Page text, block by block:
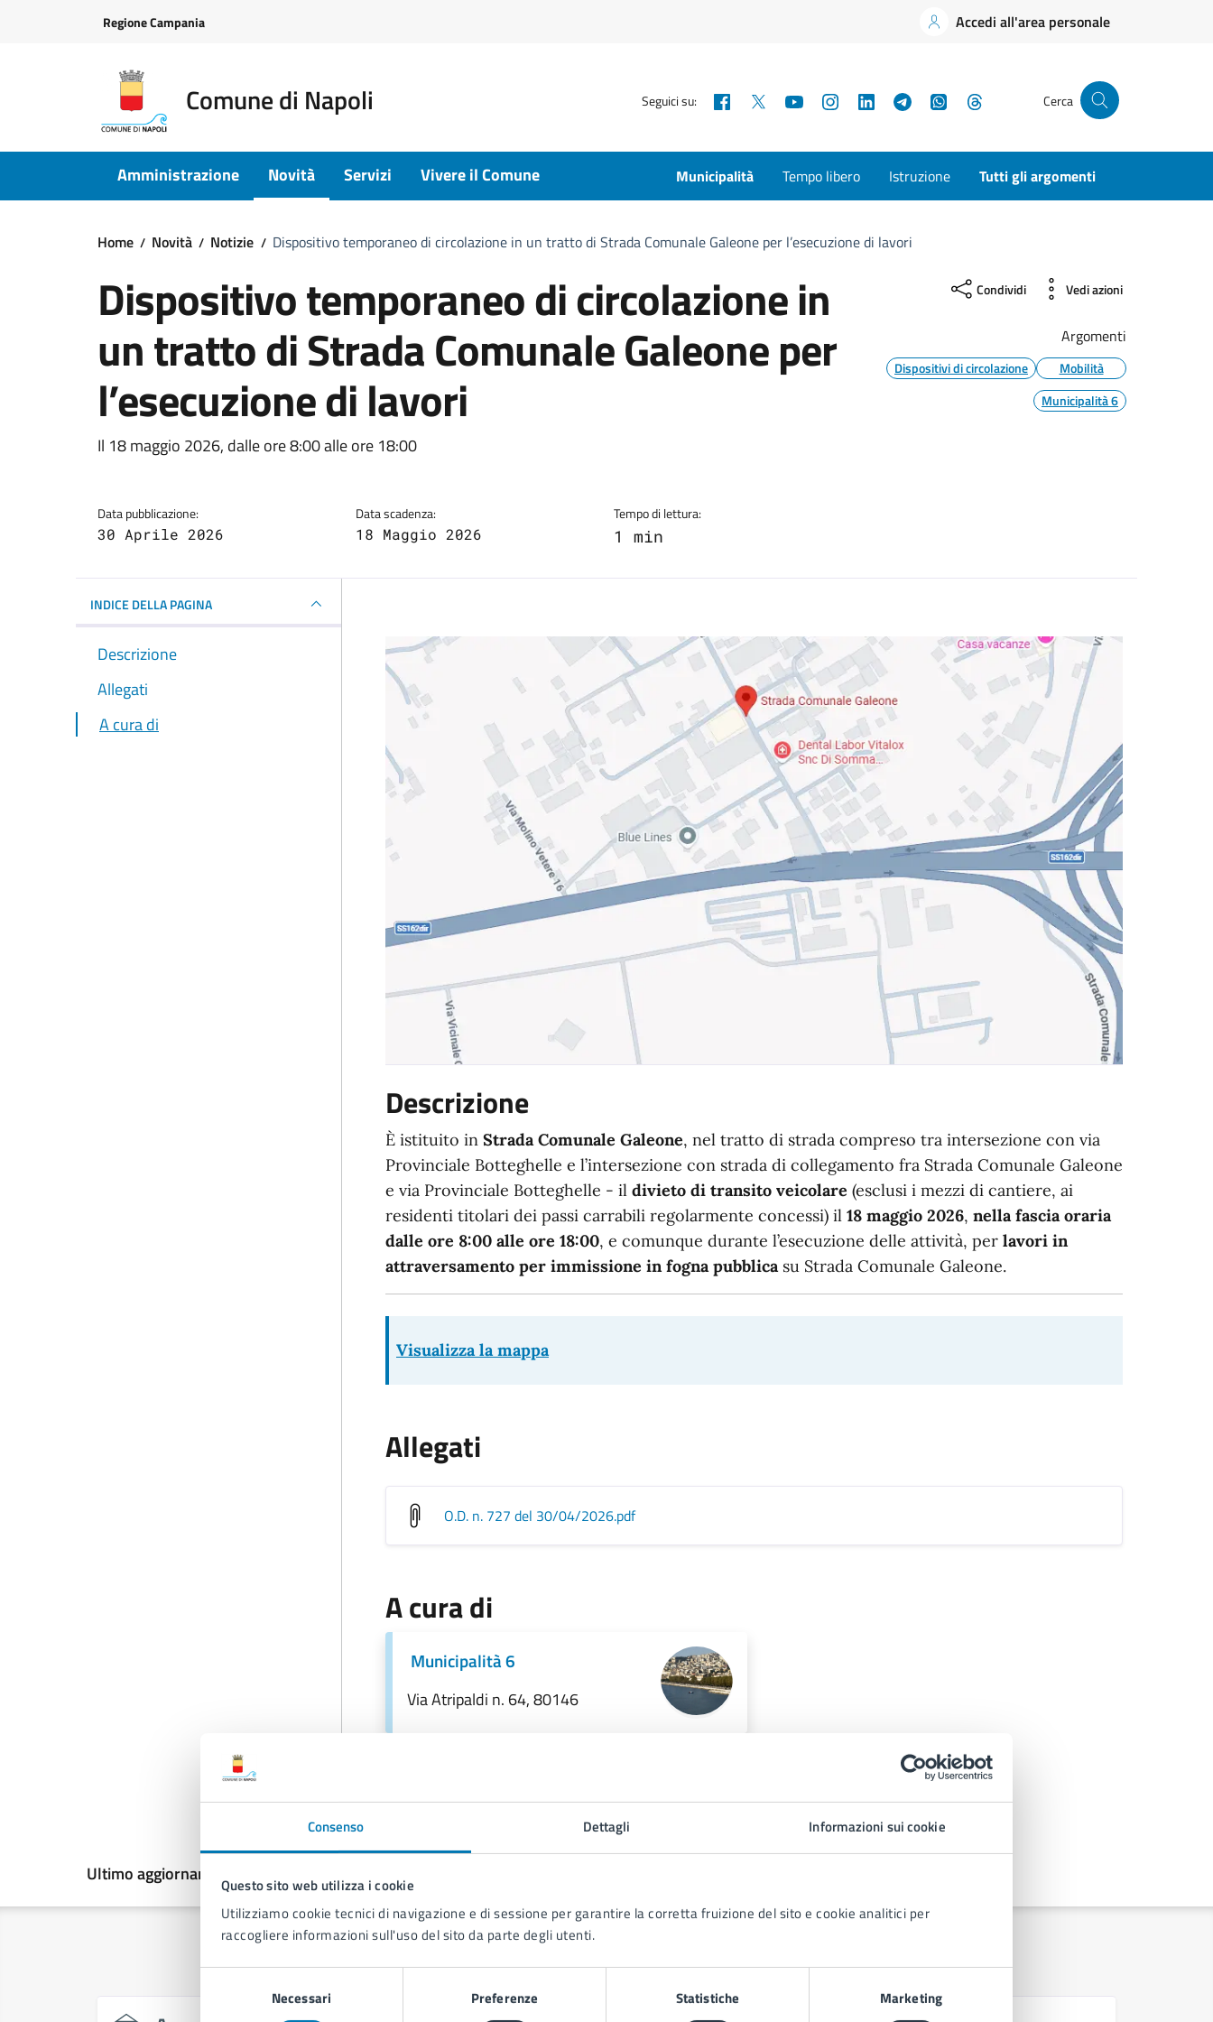
Consenso Dettagli Informazioni sui cookie
Questo sito web utilizza i cookie
Utilizziamo cookie tecnici di navigazione e di sessione per garantire la corretta fruizione del sito e cookie analitici per
raccogliere informazioni sull'uso del sito da parte degli utenti.
Necessari Preferenze Statistiche Marketing
Regione Campania Accedi all'area personale
Comune di Napoli Seguici su: Facebook YouTubeInstagramLinkedInTelegramWhatsApp Cerca
Amministrazione Novità Servizi Vivere il Comune Municipalità Tempo libero Istruzione Tutti gli argomenti
Home Novità Notizie Dispositivo temporaneo di circolazione in un tratto di Strada Comunale Galeone per l’esecuzione di lavori
Dispositivo temporaneo di circolazione in
un tratto di Strada Comunale Galeone per
l’esecuzione di lavori
Dettagli della notizia
Il 18 maggio 2026, dalle ore 8:00 alle ore 18:00
Data pubblicazione:
30 Aprile 2026
Data scadenza:
18 Maggio 2026
Tempo di lettura:
1 min
Condividi Vedi azioni
Argomenti
Dispositivi di circolazione
Mobilità
Municipalità 6
INDICE DELLA PAGINA
Descrizione
Allegati
A cura di
Descrizione
È istituito in Strada Comunale Galeone, nel tratto di strada compreso tra intersezione con via
Provinciale Botteghelle e l’intersezione con strada di collegamento fra Strada Comunale Galeone
e via Provinciale Botteghelle - il divieto di transito veicolare (esclusi i mezzi di cantiere, ai
residenti titolari dei passi carrabili regolarmente concessi) il 18 maggio 2026, nella fascia oraria
dalle ore 8:00 alle ore 18:00, e comunque durante l’esecuzione delle attività, per lavori in
attraversamento per immissione in fogna pubblicasu Strada Comunale Galeone.
Visualizza la mappa
Allegati
O.D. n. 727 del 30/04/2026.pdf
A cura di
Municipalità 6
Via Atripaldi n. 64, 80146
Ultimo aggiornamento:
Contenuti correlati